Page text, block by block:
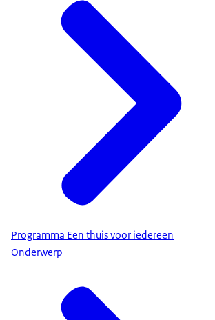
Programma Een thuis voor iedereen
Onderwerp